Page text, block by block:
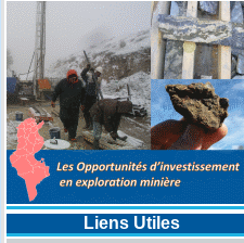
Liens Utiles